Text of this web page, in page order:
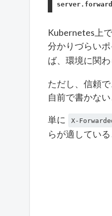
Kubernetes上
分かりづらい
ば、環境に関
ただし、信頼
自前で書かな
単に X-
らが適している